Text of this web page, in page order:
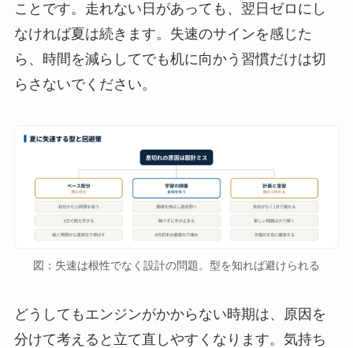
ことです。走れない日があっても、翌日ゼロにし
なければ夏は続きます。失速のサインを感じた
ら、時間を減らしてでも机に向かう習慣だけは切
らさないでください。
図：失速は根性でなく設計の問題。型を知れば避けられる
どうしてもエンジンがかからない時期は、原因を
分けて考えると立て直しやすくなります。気持ち